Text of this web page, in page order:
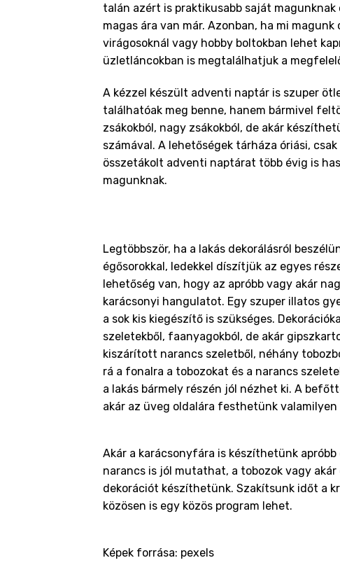
talán azért is praktikusabb saját
magas ára van már. Azonban, ha mi
virágosoknál vagy hobby boltokban lehet
üzletláncokban is megtalálhatjuk a
A kézzel készült adventi naptár is szuper
találhatóak meg benne, hanem bármivel
zsákokból, nagy zsákokból, de akár
számával. A lehetőségek tárháza óriási,
összetákolt adventi naptárat több évig is
magunknak.
Legtöbbször, ha a lakás dekorálásról
égősorokkal, ledekkel díszítjük az egyes
lehetőség van, hogy az apróbb vagy akár
karácsonyi hangulatot. Egy szuper illatos
a sok kis kiegészítő is szükséges.
szeletekből, faanyagokból, de akár
kiszárított narancs szeletből, néhány
rá a fonalra a tobozokat és a narancs
a lakás bármely részén jól nézhet ki. A
akár az üveg oldalára festhetünk
Akár a karácsonyfára is készíthetünk
narancs is jól mutathat, a tobozok vagy
dekorációt készíthetünk. Szakítsunk időt a
közösen is egy közös program lehet.
Képek forrása: pexels